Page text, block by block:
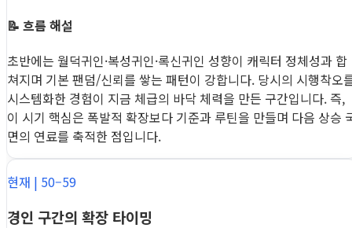
📝 흐름 해설
초반에는 월덕귀인·복성귀인·록신귀인 성향이 캐릭터 정체성과 합
쳐지며 기본 팬덤/신뢰를 쌓는 패턴이 강합니다. 당시의 시행착오
시스템화한 경험이 지금 체급의 바닥 체력을 만든 구간입니다. 즉,
이 시기 핵심은 폭발적 확장보다 기준과 루틴을 만들며 다음 상승
면의 연료를 축적한 점입니다.
현재 | 50–59
경인 구간의 확장 타이밍